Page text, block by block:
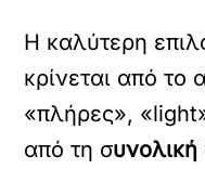
Η καλύτερη
κρίνεται από το
«πλήρες»,
από τη συνολική